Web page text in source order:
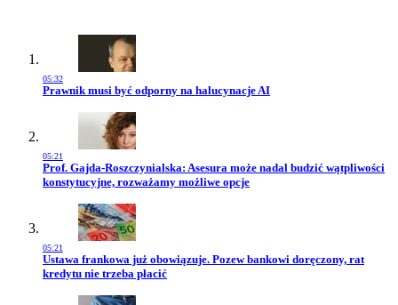
05:32
Przejdź do artykułu:
Prawnik musi być odporny na halucynacje AI
05:21
Przejdź do artykułu:
Prof. Gajda-Roszczynialska: Asesura może nadal budzić wątpliwości
konstytucyjne, rozważamy możliwe opcje
05:21
Przejdź do artykułu:
Ustawa frankowa już obowiązuje. Pozew bankowi doręczony, rat
kredytu nie trzeba płacić